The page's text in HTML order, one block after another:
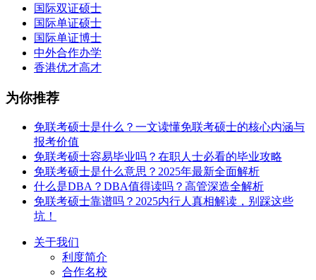
国际双证硕士
国际单证硕士
国际单证博士
中外合作办学
香港优才高才
为你推荐
免联考硕士是什么？一文读懂免联考硕士的核心内涵与
报考价值
免联考硕士容易毕业吗？在职人士必看的毕业攻略
免联考硕士是什么意思？2025年最新全面解析
什么是DBA？DBA值得读吗？高管深造全解析
免联考硕士靠谱吗？2025内行人真相解读，别踩这些
坑！
关于我们
利度简介
合作名校